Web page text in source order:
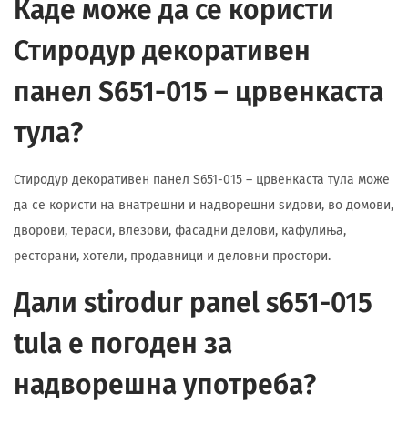
Каде може да се користи
Стиродур декоративен
панел S651-015 – црвенкаста
тула?
Стиродур декоративен панел S651-015 – црвенкаста тула може
да се користи на внатрешни и надворешни ѕидови, во домови,
дворови, тераси, влезови, фасадни делови, кафулиња,
ресторани, хотели, продавници и деловни простори.
Дали stirodur panel s651-015
tula е погоден за
надворешна употреба?